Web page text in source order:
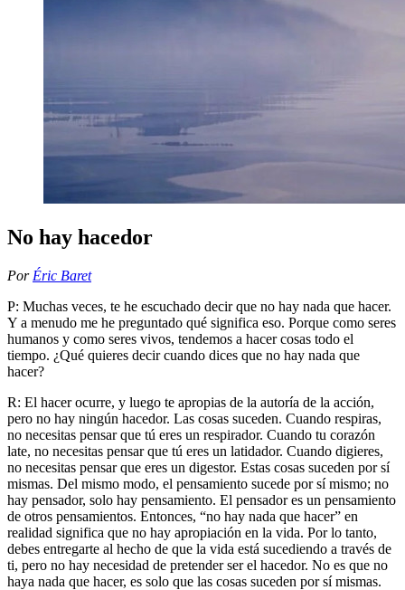
No hay hacedor
Por Éric Baret
P: Muchas veces, te he escuchado decir que no hay nada que hacer.
Y a menudo me he preguntado qué significa eso. Porque como seres
humanos y como seres vivos, tendemos a hacer cosas todo el
tiempo. ¿Qué quieres decir cuando dices que no hay nada que
hacer?
R: El hacer ocurre, y luego te apropias de la autoría de la acción,
pero no hay ningún hacedor. Las cosas suceden. Cuando respiras,
no necesitas pensar que tú eres un respirador. Cuando tu corazón
late, no necesitas pensar que tú eres un latidador. Cuando digieres,
no necesitas pensar que eres un digestor. Estas cosas suceden por sí
mismas. Del mismo modo, el pensamiento sucede por sí mismo; no
hay pensador, solo hay pensamiento. El pensador es un pensamiento
de otros pensamientos. Entonces, “no hay nada que hacer” en
realidad significa que no hay apropiación en la vida. Por lo tanto,
debes entregarte al hecho de que la vida está sucediendo a través de
ti, pero no hay necesidad de pretender ser el hacedor. No es que no
haya nada que hacer, es solo que las cosas suceden por sí mismas.